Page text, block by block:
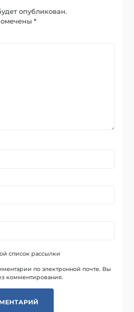
опубликован.
*
список рассылки
по электронной почте. Вы
комментирования.